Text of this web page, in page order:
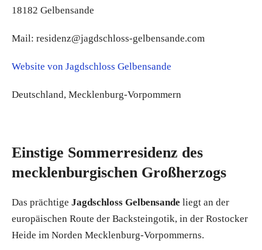
18182 Gelbensande
Mail: residenz@jagdschloss-gelbensande.com
Website von Jagdschloss Gelbensande
Deutschland, Mecklenburg-Vorpommern
Einstige Sommerresidenz des
mecklenburgischen Großherzogs
Das prächtige Jagdschloss Gelbensande liegt an der
europäischen Route der Backsteingotik, in der Rostocker
Heide im Norden Mecklenburg-Vorpommerns.